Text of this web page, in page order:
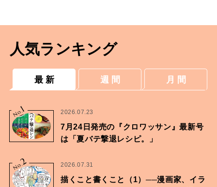
人気ランキング
最 新 週 間 月 間
No.
1 2026.07.23
7月24日発売の『クロワッサン』最新号
は「夏バテ撃退レシピ。」
No.2 2026.07.31
描くこと書くこと（1）──漫画家、イラ